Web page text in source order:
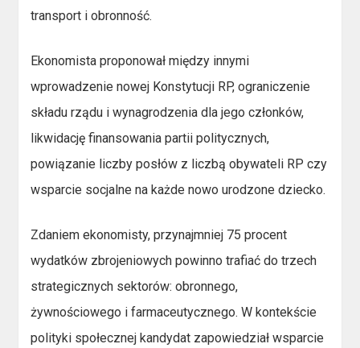
transport i obronność.
Ekonomista proponował między innymi
wprowadzenie nowej Konstytucji RP, ograniczenie
składu rządu i wynagrodzenia dla jego członków,
likwidację finansowania partii politycznych,
powiązanie liczby posłów z liczbą obywateli RP czy
wsparcie socjalne na każde nowo urodzone dziecko.
Zdaniem ekonomisty, przynajmniej 75 procent
wydatków zbrojeniowych powinno trafiać do trzech
strategicznych sektorów: obronnego,
żywnościowego i farmaceutycznego. W kontekście
polityki społecznej kandydat zapowiedział wsparcie